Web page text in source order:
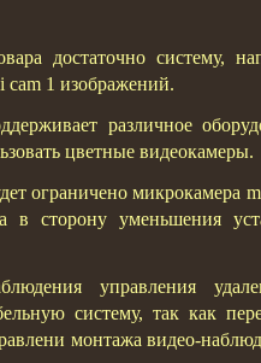
достаточно систему,
cam 1 изображений.
различное
цветные видеокамеры.
ограничено микрокамера
в сторону уменьшения
управления
систему, так как
монтажа видео-